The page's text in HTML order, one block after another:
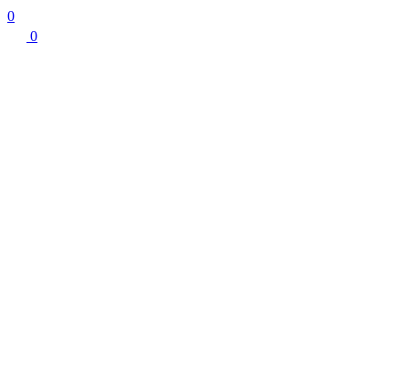
0
0